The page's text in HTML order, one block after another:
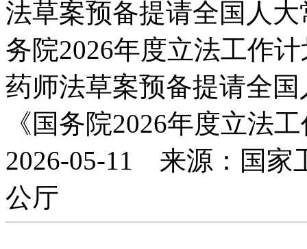
法草案预备提请全国人
务院2026年度立法工作
药师法草案预备提请全
《国务院2026年度立法
2026-05-11 来源：国
公厅